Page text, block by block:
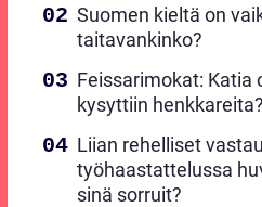
Suomen kieltä on
taitavankinko?
Feissarimokat: Katia
kysyttiin
Liian rehelliset
työhaastattelussa
sinä sorruit?